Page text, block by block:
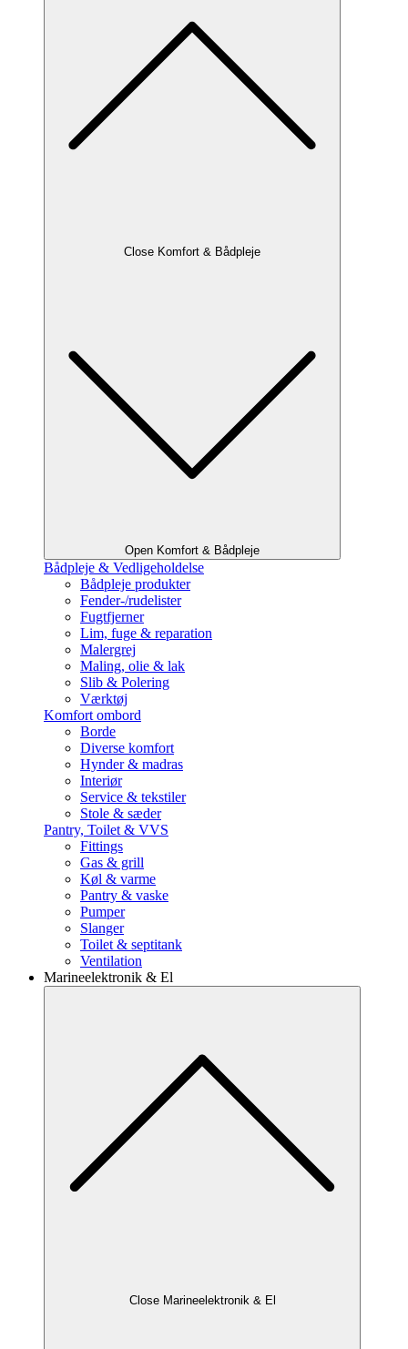
Close Komfort & Bådpleje
Open Komfort & Bådpleje
Bådpleje & Vedligeholdelse
Bådpleje produkter
Fender-/rudelister
Fugtfjerner
Lim, fuge & reparation
Malergrej
Maling, olie & lak
Slib & Polering
Værktøj
Komfort ombord
Borde
Diverse komfort
Hynder & madras
Interiør
Service & tekstiler
Stole & sæder
Pantry, Toilet & VVS
Fittings
Gas & grill
Køl & varme
Pantry & vaske
Pumper
Slanger
Toilet & septitank
Ventilation
Marineelektronik & El
Close Marineelektronik & El